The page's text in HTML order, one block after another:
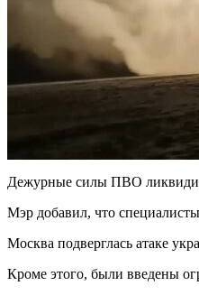
Дежурные силы ПВО
Мэр добавил, что
Москва подверглась атаке
Кроме этого, были введены